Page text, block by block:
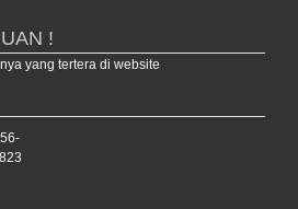
!
yang tertera di website